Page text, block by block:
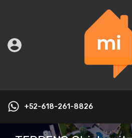
+52-618-261-8826